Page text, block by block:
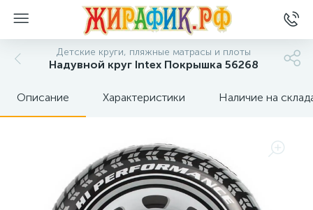
Детские круги, пляжные матрасы и плоты
Надувной круг Intex Покрышка 56268
Описание Характеристики Наличие на